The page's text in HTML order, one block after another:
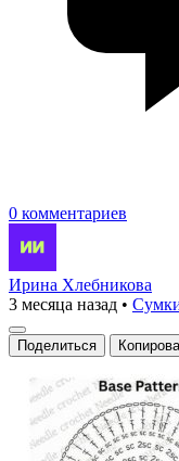
0 комментариев
Ирина Хлебникова
3 месяца назад •
Поделиться